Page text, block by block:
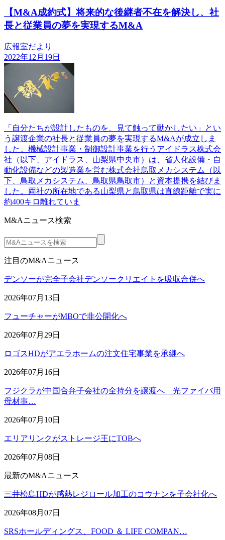
【M&A成約式】将来的な後継者不在を解決し、社
長と従業員の夢を実現するM&A
広報室だより
2022年12月19日
「自分たちが設計したものを、見て触って動かしたい」とい
う譲渡企業の社長と従業員の夢を実現するM&Aが成立しま
した。機械設計事業・制御設計事業を行うアイドラス株式会
社（以下、アイドラス、山梨県中央市）は、省人化設備・自
動化設備などの製造業を営む株式会社鳥取メカシステム（以
下、鳥取メカシステム、鳥取県鳥取市）と資本提携を結びま
した。両社の所在地である山梨県と鳥取県は直線距離で実に
約400キロ離れていま
M&Aニュース検索
注目のM&Aニュース
デンソーが完全子会社デンソークリエイトを吸収合併へ
2026年07月13日
フューチャーがMBOで非公開化へ
2026年07月29日
ロゴスHDがアエラホームの注文住宅事業を承継へ
2026年07月16日
フジクラが中国合弁子会社の全持分を譲渡へ 光ファイバ用
母材事…
2026年07月10日
エリアリンクがストレージ王にTOBへ
2026年07月08日
最新のM&Aニュース
三井松島HDが感熱レジロール加工のコウナンを子会社化へ
2026年08月07日
SRSホールディングス、FOOD ＆ LIFE COMPAN…